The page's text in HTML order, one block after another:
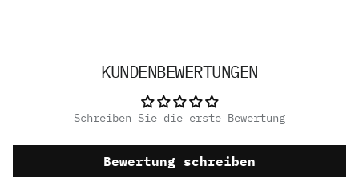
KUNDENBEWERTUNGEN
Schreiben Sie die erste Bewertung
Bewertung schreiben